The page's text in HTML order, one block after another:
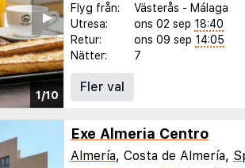
1/10
▶︎
Flyg från: Västerås - Málaga
Utresa:
ons 02 sep 18:40
Retur:
ons 09 sep 14:05
Nätter:
7
Fler val
Exe Almeria Centro
Almería, Costa de Almería,